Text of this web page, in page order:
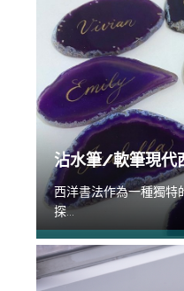
沾水筆/軟筆現代
西洋書法作為一種獨特
探...